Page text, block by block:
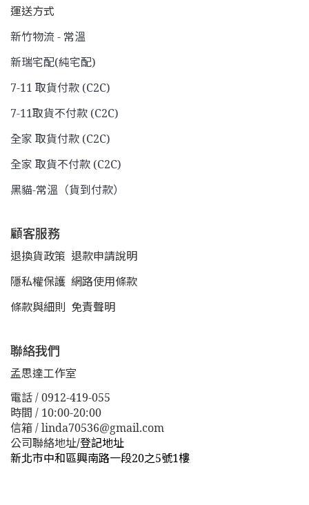
運送方式
新竹物流 - 常溫
新瑞宅配(純宅配)
7-11 取貨付款 (C2C)
7-11取貨不付款 (C2C)
全家 取貨付款 (C2C)
全家 取貨不付款 (C2C)
黑貓-常溫（貨到付款）
顧客服務
退換貨政策 退款申請說明
隱私權保護 網路使用條款
條款與細則 免責聲明
聯絡我們
孟思達工作室
電話 / 0912-419-055
時間 / 10:00-20:00
信箱 / linda70536@gmail.com
公司聯絡地址/登記地址
新北市中和區興南路一段20之5號1樓